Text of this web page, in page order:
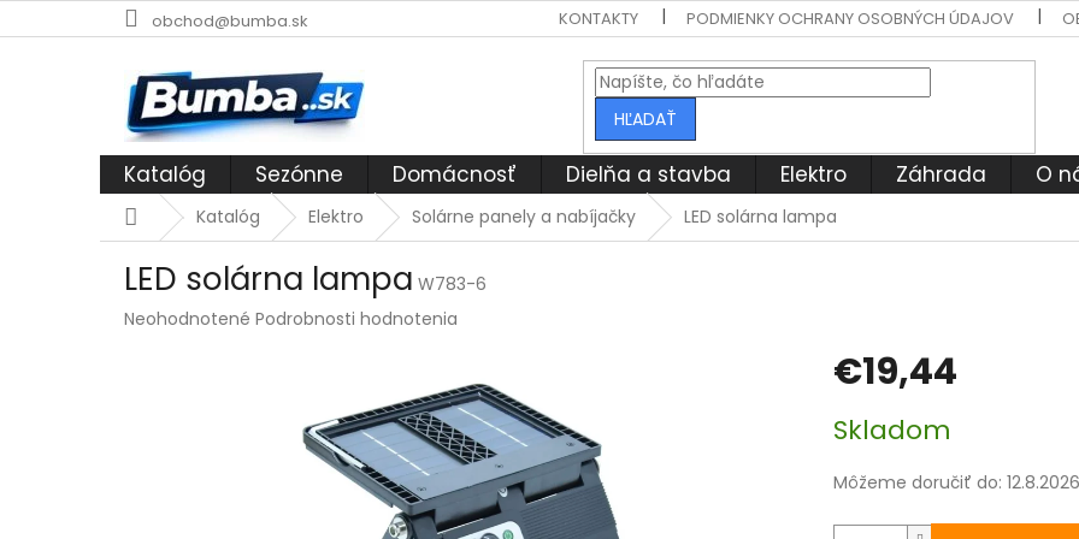
na
obchod@bumba.sk KONTAKTY PODMIENKY OCHRANY OSOBNÝCH ÚDAJOV
HĽADAŤ
Katalóg Sezónne Domácnosť Dielňa a stavba Elektro Záhrada O
DomovKatalóg Elektro Solárne panely a nabíjačky LED solárna lampa
LED solárna lampa W783-6
Priemerné
Neohodnotené Podrobnosti hodnotenia
€19,44
cena:
Skladom
Môžeme doručiť do: 12.8.2026